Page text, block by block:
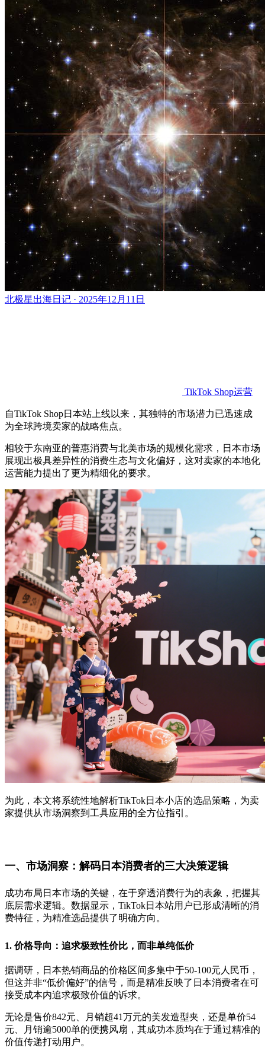
北极星出海日记 · 2025年12月11日
TikTok Shop运营
自TikTok Shop日本站上线以来，其独特的市场潜力已迅速成
为全球跨境卖家的战略焦点。
相较于东南亚的普惠消费与北美市场的规模化需求，日本市场
展现出极具差异性的消费生态与文化偏好，这对卖家的本地化
运营能力提出了更为精细化的要求。
为此，本文将系统性地解析TikTok日本小店的选品策略，为卖
家提供从市场洞察到工具应用的全方位指引。
一、市场洞察：解码日本消费者的三大决策逻辑
成功布局日本市场的关键，在于穿透消费行为的表象，把握其
底层需求逻辑。数据显示，TikTok日本站用户已形成清晰的消
费特征，为精准选品提供了明确方向。
1. 价格导向：追求极致性价比，而非单纯低价
据调研，日本热销商品的价格区间多集中于50-100元人民币，
但这并非“低价偏好”的信号，而是精准反映了日本消费者在可
接受成本内追求极致价值的诉求。
无论是售价842元、月销超41万元的美发造型夹，还是单价54
元、月销逾5000单的便携风扇，其成功本质均在于通过精准的
价值传递打动用户。